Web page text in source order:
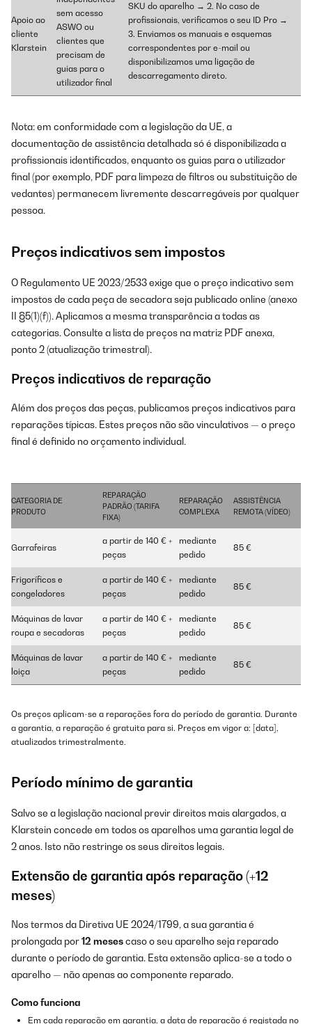
Apoio ao
cliente
Klarstein
sem acesso
ASWO ou
clientes que
precisam de
guias para o
utilizador final
SKU do aparelho → 2. No caso de
profissionais, verificamos o seu ID Pro →
3. Enviamos os manuais e esquemas
correspondentes por e-mail ou
disponibilizamos uma ligação de
descarregamento direto.
Nota: em conformidade com a legislação da UE, a
documentação de assistência detalhada só é disponibilizada a
profissionais identificados, enquanto os guias para o utilizador
final (por exemplo, PDF para limpeza de filtros ou substituição de
vedantes) permanecem livremente descarregáveis por qualquer
pessoa.
Preços indicativos sem impostos
O Regulamento UE 2023/2533 exige que o preço indicativo sem
impostos de cada peça de secadora seja publicado online (anexo
II §5(1)(f)). Aplicamos a mesma transparência a todas as
categorias. Consulte a lista de preços na matriz PDF anexa,
ponto 2 (atualização trimestral).
Preços indicativos de reparação
Além dos preços das peças, publicamos preços indicativos para
reparações típicas. Estes preços não são vinculativos — o preço
final é definido no orçamento individual.
CATEGORIA DE
PRODUTO
REPARAÇÃO
PADRÃO (TARIFA
FIXA)
REPARAÇÃO
COMPLEXA
ASSISTÊNCIA
REMOTA (VÍDEO)
Garrafeiras
a partir de 140 € +
peças
mediante
pedido
85 €
Frigoríficos e
congeladores
a partir de 140 € +
peças
mediante
pedido
85 €
Máquinas de lavar
roupa e secadoras
a partir de 140 € +
peças
mediante
pedido
85 €
Máquinas de lavar
loiça
a partir de 140 € +
peças
mediante
pedido
85 €
Os preços aplicam-se a reparações fora do período de garantia. Durante
a garantia, a reparação é gratuita para si. Preços em vigor a: [data],
atualizados trimestralmente.
Período mínimo de garantia
Salvo se a legislação nacional previr direitos mais alargados, a
Klarstein concede em todos os aparelhos uma garantia legal de
2 anos. Isto não restringe os seus direitos legais.
Extensão de garantia após reparação (+12
meses)
Nos termos da Diretiva UE 2024/1799, a sua garantia é
prolongada por12 mesescaso o seu aparelho seja reparado
durante o período de garantia. Esta extensão aplica-se a todo o
aparelho — não apenas ao componente reparado.
Como funciona
Em cada reparação em garantia, a data de reparação é registada no